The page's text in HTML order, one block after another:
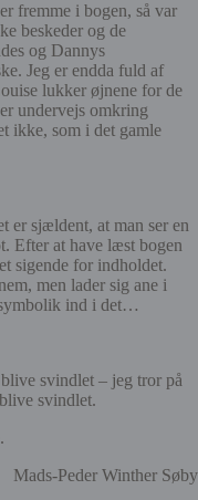
fremme i bogen, så var
beskeder og de
og Dannys
Jeg er endda fuld af
lukker øjnene for de
undervejs omkring
ikke, som i det gamle
er sjældent, at man ser en
Efter at have læst bogen
sigende for indholdet.
men lader sig ane i
ind i det…
svindlet – jeg tror på
svindlet.
Mads-Peder Winther Søby